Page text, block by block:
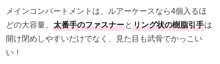
メインコンパートメントは、ルアーケースなら4個入るほ
どの大容量。 太番手のファスナーとリング状の樹脂引手は
開け閉めしやすいだけでなく、見た目も武骨でかっこい
い！